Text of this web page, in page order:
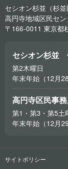
セシオン杉並（杉
高円寺地域区民セン
〒166-0011 東京都
セシオン杉並
第2木曜日
年末年始（12月
高円寺区民事
第1・第3・第5土
年末年始（12月
サイトポリシー